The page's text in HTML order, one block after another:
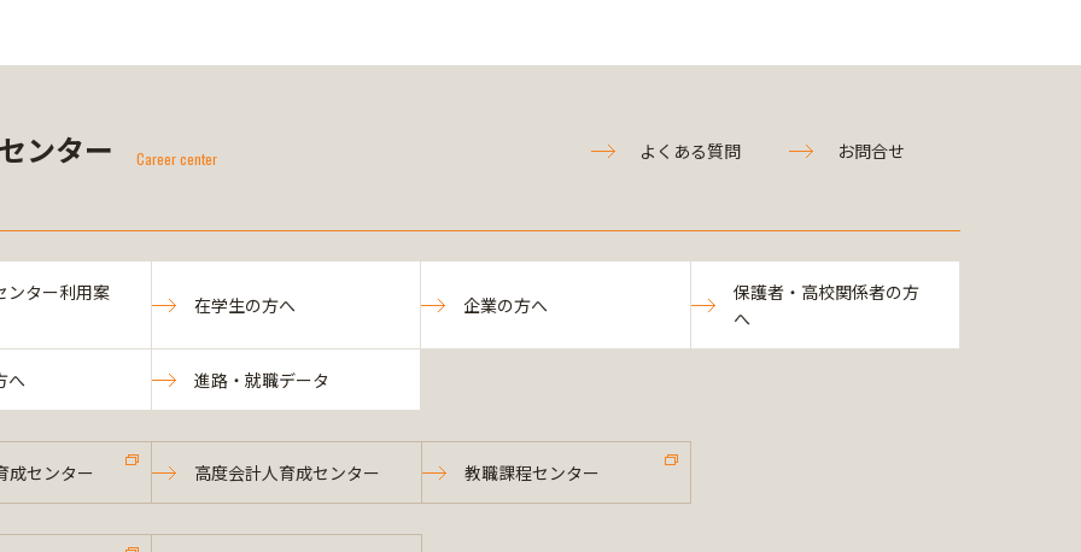
ンター Career center よくある質問 お問合せ
ンター利用案
在学生の方へ 企業の方へ
保護者・高校関係者の方
へ
へ 進路・就職データ
成センター 高度会計人育成センター 教職課程センター